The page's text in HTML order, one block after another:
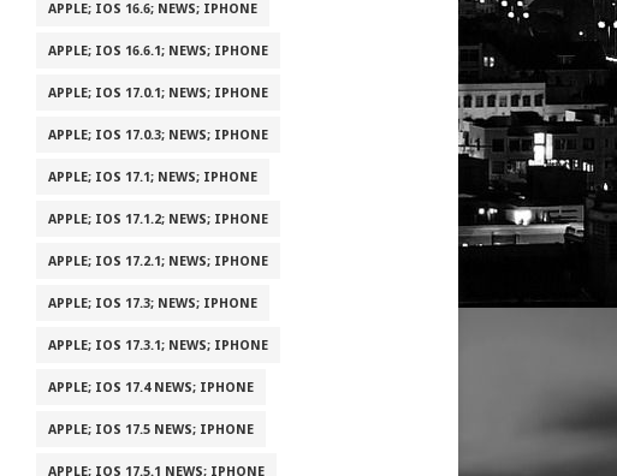
APPLE; IOS 16.6; NEWS; IPHONE
APPLE; IOS 16.6.1; NEWS; IPHONE
APPLE; IOS 17.0.1; NEWS; IPHONE
APPLE; IOS 17.0.3; NEWS; IPHONE
APPLE; IOS 17.1; NEWS; IPHONE
APPLE; IOS 17.1.2; NEWS; IPHONE
APPLE; IOS 17.2.1; NEWS; IPHONE
APPLE; IOS 17.3; NEWS; IPHONE
APPLE; IOS 17.3.1; NEWS; IPHONE
APPLE; IOS 17.4 NEWS; IPHONE
APPLE; IOS 17.5 NEWS; IPHONE
APPLE; IOS 17.5.1 NEWS; IPHONE